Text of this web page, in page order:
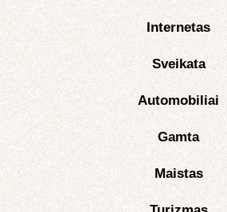
Internetas
Sveikata
Automobiliai
Gamta
Maistas